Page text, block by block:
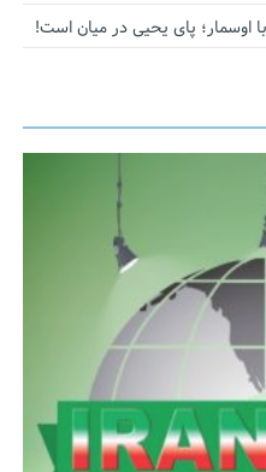
اوسمار؛ پای یحیی در میان است!